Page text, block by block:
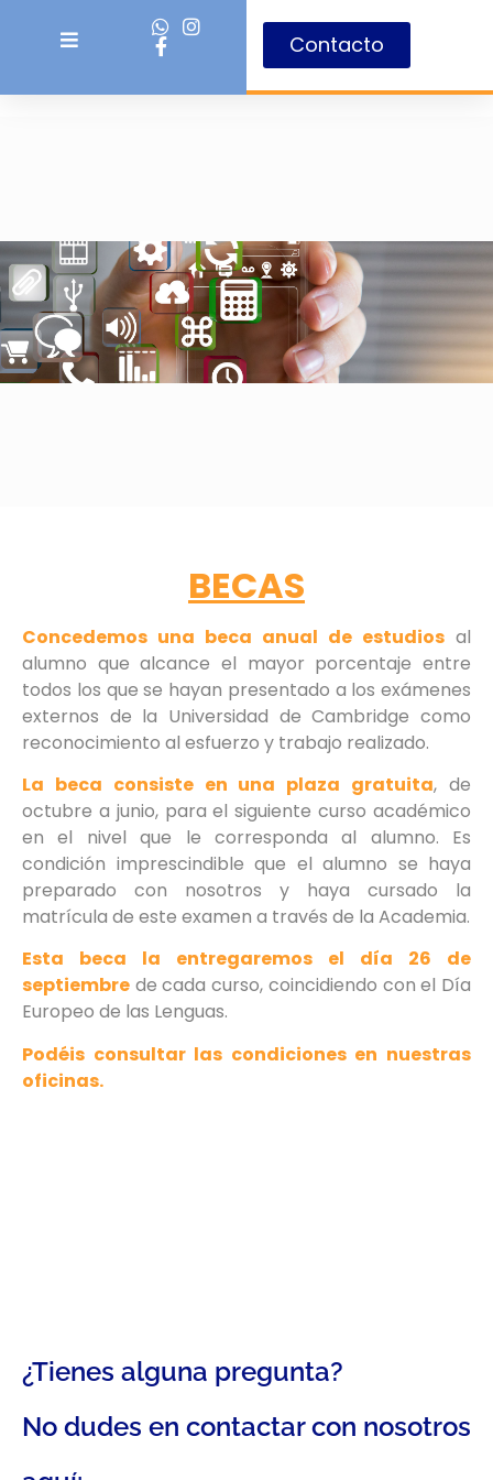
Contacto
BECAS
Concedemos una beca anual de estudios al
alumno que alcance el mayor porcentaje entre
todos los que se hayan presentado a los exámenes
externos de la Universidad de Cambridge como
reconocimiento al esfuerzo y trabajo realizado.
La beca consiste en una plaza gratuita, de
octubre a junio, para el siguiente curso académico
en el nivel que le corresponda al alumno. Es
condición imprescindible que el alumno se haya
preparado con nosotros y haya cursado la
matrícula de este examen a través de la Academia.
Esta beca la entregaremos el día 26 de
septiembre de cada curso, coincidiendo con el Día
Europeo de las Lenguas.
Podéis consultar las condiciones en nuestras
oficinas.
¿Tienes alguna pregunta?
No dudes en contactar con nosotros